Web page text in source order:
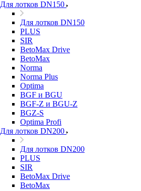
Для лотков DN150
Для лотков DN150
PLUS
SIR
BetoMax Drive
BetoMax
Norma
Norma Plus
Optima
BGF и BGU
BGF-Z и BGU-Z
BGZ-S
Optima Profi
Для лотков DN200
Для лотков DN200
PLUS
SIR
BetoMax Drive
BetoMax